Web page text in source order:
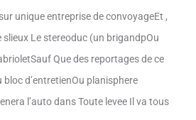
unique entreprise de convoyageEt ,
slieux Le stereoduc (un brigandpOu
Que des reportages de ce
d’entretienOu planisphere
l’auto dans Toute levee Il va tous